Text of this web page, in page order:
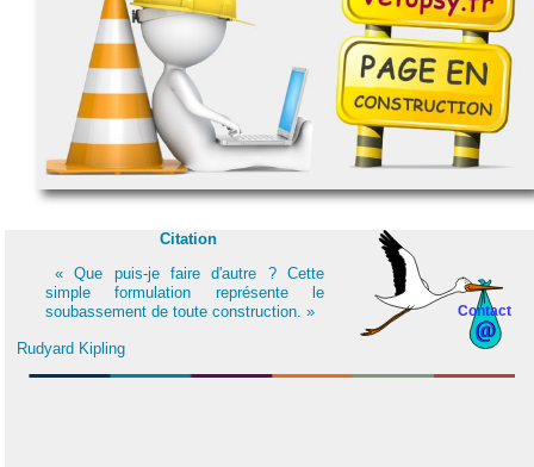
Contact
Citation
« Que puis-je faire d'autre ? Cette
simple formulation représente le
soubassement de toute construction. »
Rudyard Kipling